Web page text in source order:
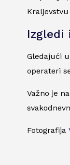
Izgledi
Gledajući
operateri
Važno je
Fotografija